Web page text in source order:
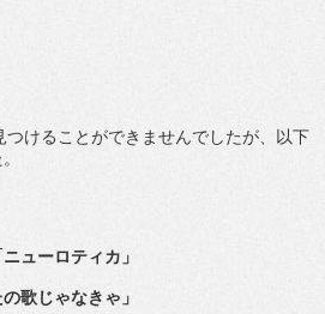
けることができませんでしたが、以下
ューロティカ」
歌じゃなきゃ」